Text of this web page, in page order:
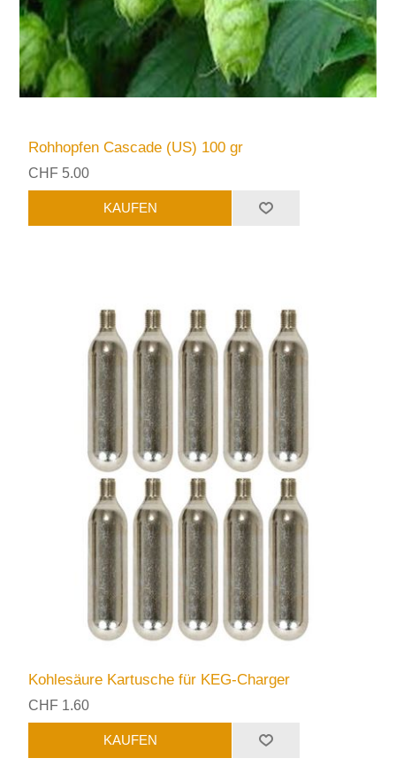
Rohhopfen Cascade (US) 100 gr
CHF 5.00
Kohlesäure Kartusche für KEG-Charger
CHF 1.60